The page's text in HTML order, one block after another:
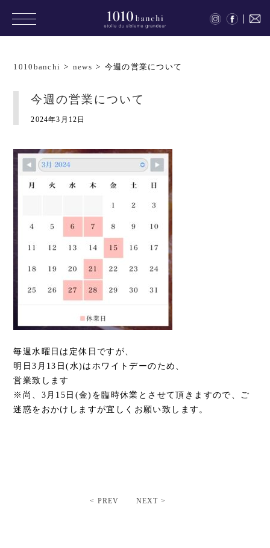
1010banchi > news > 今週の営業について
今週の営業について
2024年3月12日
毎週水曜日は定休日ですが、
明日3月13日(水)はホワイトデーのため、
営業致します
※尚、3月15日(金)を臨時休業とさせて頂きますので、ご
迷惑をおかけしますが宜しくお願い致します。
< PREV NEXT >